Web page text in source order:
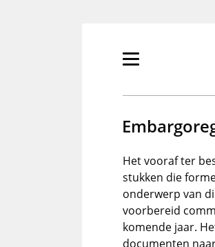
Primair
tonen/verbergen
Het vooraf ter
stukken die
onderwerp van
voorbereid
komende jaar.
documenten